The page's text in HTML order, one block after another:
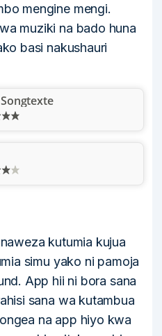
mengine mengi.
muziki na bado huna
basi nakushauri
kutumia kujua
simu yako ni pamoja
App hii ni bora sana
sana wa kutambua
na app hiyo kwa